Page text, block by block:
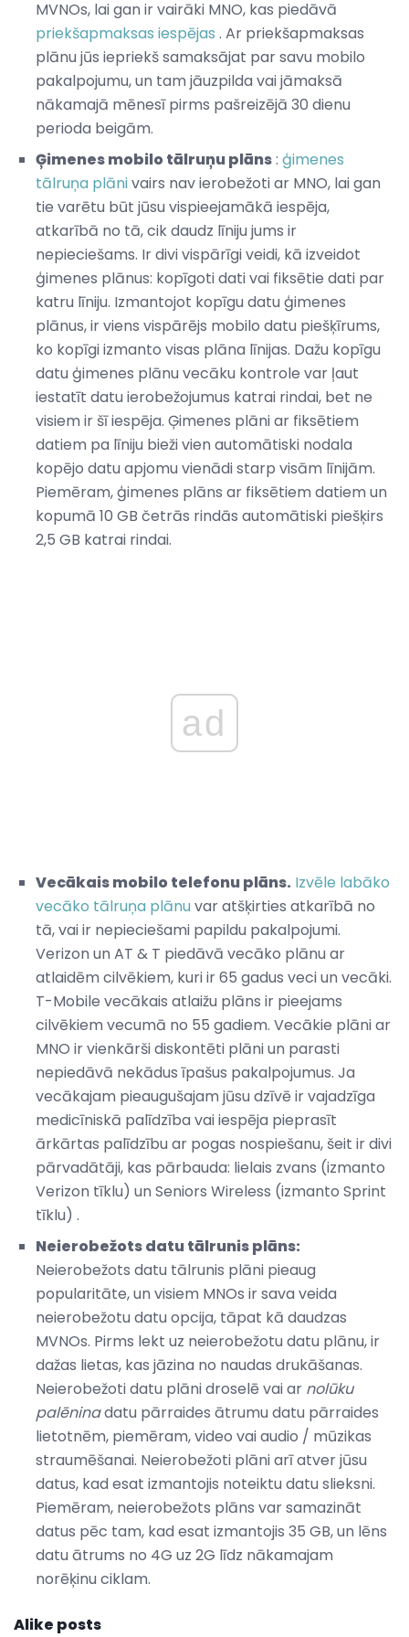
MVNOs, lai gan ir vairāki MNO, kas piedāvā
priekšapmaksas iespējas . Ar priekšapmaksas
plānu jūs iepriekš samaksājat par savu mobilo
pakalpojumu, un tam jāuzpilda vai jāmaksā
nākamajā mēnesī pirms pašreizējā 30 dienu
perioda beigām.
Ģimenes mobilo tālruņu plāns: ģimenes
tālruņa plānivairs nav ierobežoti ar MNO, lai gan
tie varētu būt jūsu vispieejamākā iespēja,
atkarībā no tā, cik daudz līniju jums ir
nepieciešams. Ir divi vispārīgi veidi, kā izveidot
ģimenes plānus: kopīgoti dati vai fiksētie dati par
katru līniju. Izmantojot kopīgu datu ģimenes
plānus, ir viens vispārējs mobilo datu piešķīrums,
ko kopīgi izmanto visas plāna līnijas. Dažu kopīgu
datu ģimenes plānu vecāku kontrole var ļaut
iestatīt datu ierobežojumus katrai rindai, bet ne
visiem ir šī iespēja. Ģimenes plāni ar fiksētiem
datiem pa līniju bieži vien automātiski nodala
kopējo datu apjomu vienādi starp visām līnijām.
Piemēram, ģimenes plāns ar fiksētiem datiem un
kopumā 10 GB četrās rindās automātiski piešķirs
2,5 GB katrai rindai.
ad
Vecākais mobilo telefonu plāns. Izvēle labāko
vecāko tālruņa plānuvar atšķirties atkarībā no
tā, vai ir nepieciešami papildu pakalpojumi.
Verizon un AT & T piedāvā vecāko plānu ar
atlaidēm cilvēkiem, kuri ir 65 gadus veci un vecāki.
T-Mobile vecākais atlaižu plāns ir pieejams
cilvēkiem vecumā no 55 gadiem. Vecākie plāni ar
MNO ir vienkārši diskontēti plāni un parasti
nepiedāvā nekādus īpašus pakalpojumus. Ja
vecākajam pieaugušajam jūsu dzīvē ir vajadzīga
medicīniskā palīdzība vai iespēja pieprasīt
ārkārtas palīdzību ar pogas nospiešanu, šeit ir divi
pārvadātāji, kas pārbauda: lielais zvans (izmanto
Verizon tīklu) un Seniors Wireless (izmanto Sprint
tīklu) .
Neierobežots datu tālrunis plāns:
Neierobežots datu tālrunis plāni pieaug
popularitāte, un visiem MNOs ir sava veida
neierobežotu datu opcija, tāpat kā daudzas
MVNOs. Pirms lekt uz neierobežotu datu plānu, ir
dažas lietas, kas jāzina no naudas drukāšanas.
Neierobežoti datu plāni droselē vai ar nolūku
palēninadatu pārraides ātrumu datu pārraides
lietotnēm, piemēram, video vai audio / mūzikas
straumēšanai. Neierobežoti plāni arī atver jūsu
datus, kad esat izmantojis noteiktu datu slieksni.
Piemēram, neierobežots plāns var samazināt
datus pēc tam, kad esat izmantojis 35 GB, un lēns
datu ātrums no 4G uz 2G līdz nākamajam
norēķinu ciklam.
Alike posts